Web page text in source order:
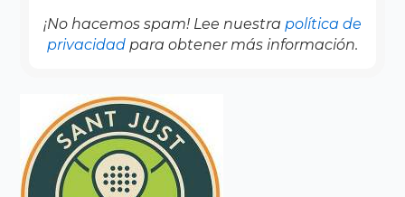
¡No hacemos spam! Lee nuestra política de
privacidad para obtener más información.